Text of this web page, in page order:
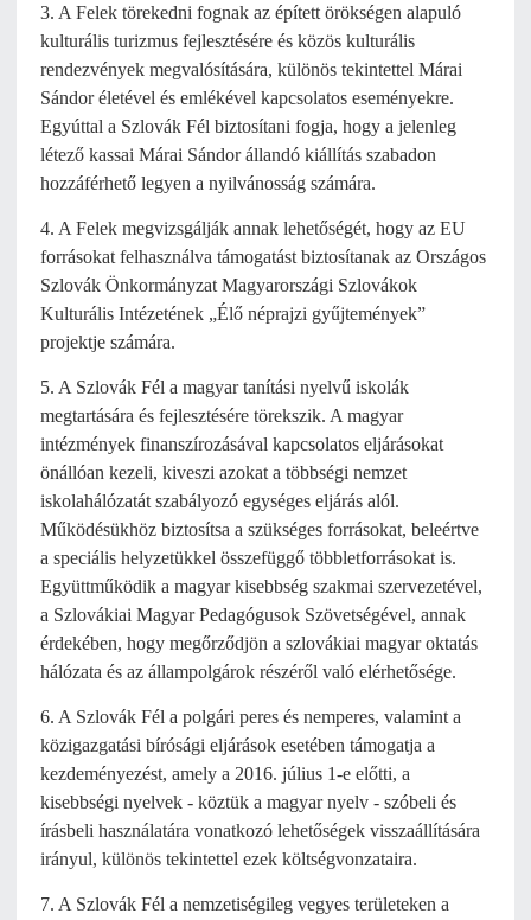
3. A Felek törekedni fognak az épített örökségen alapuló
kulturális turizmus fejlesztésére és közös kulturális
rendezvények megvalósítására, különös tekintettel Márai
Sándor életével és emlékével kapcsolatos eseményekre.
Egyúttal a Szlovák Fél biztosítani fogja, hogy a jelenleg
létező kassai Márai Sándor állandó kiállítás szabadon
hozzáférhető legyen a nyilvánosság számára.
4. A Felek megvizsgálják annak lehetőségét, hogy az EU
forrásokat felhasználva támogatást biztosítanak az Országos
Szlovák Önkormányzat Magyarországi Szlovákok
Kulturális Intézetének „Élő néprajzi gyűjtemények”
projektje számára.
5. A Szlovák Fél a magyar tanítási nyelvű iskolák
megtartására és fejlesztésére törekszik. A magyar
intézmények finanszírozásával kapcsolatos eljárásokat
önállóan kezeli, kiveszi azokat a többségi nemzet
iskolahálózatát szabályozó egységes eljárás alól.
Működésükhöz biztosítsa a szükséges forrásokat, beleértve
a speciális helyzetükkel összefüggő többletforrásokat is.
Együttműködik a magyar kisebbség szakmai szervezetével,
a Szlovákiai Magyar Pedagógusok Szövetségével, annak
érdekében, hogy megőrződjön a szlovákiai magyar oktatás
hálózata és az állampolgárok részéről való elérhetősége.
6. A Szlovák Fél a polgári peres és nemperes, valamint a
közigazgatási bírósági eljárások esetében támogatja a
kezdeményezést, amely a 2016. július 1-e előtti, a
kisebbségi nyelvek - köztük a magyar nyelv - szóbeli és
írásbeli használatára vonatkozó lehetőségek visszaállítására
irányul, különös tekintettel ezek költségvonzataira.
7. A Szlovák Fél a nemzetiségileg vegyes területeken a